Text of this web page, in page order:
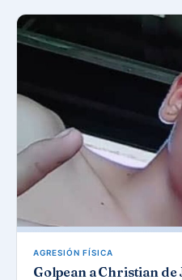
AGRESIÓN FÍSICA
Golpean a Christian de